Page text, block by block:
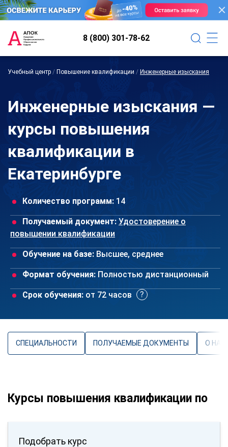
8 (800) 301-78-62
Учебный центр / Повышение квалификации / Инженерные изыскания
Инженерные изыскания —
курсы повышения
квалификации в
Екатеринбурге
Количество программ: 14
Получаемый документ: Удостоверение о
повышении квалификации
Обучение на базе: Высшее, среднее
Формат обучения: Полностью дистанционный
Срок обучения: от 72 часов
СПЕЦИАЛЬНОСТИ ПОЛУЧАЕМЫЕ ДОКУМЕНТЫ О
Курсы повышения квалификации по
Подобрать курс